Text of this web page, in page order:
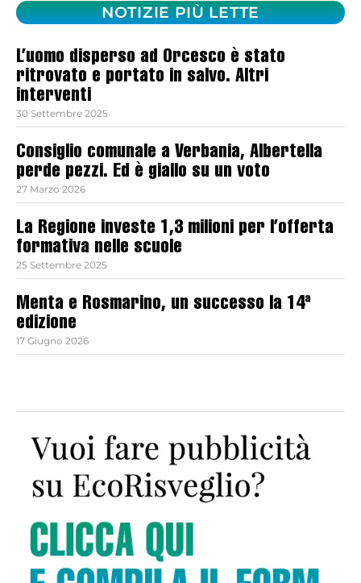
NOTIZIE PIÙ LETTE
L’uomo disperso ad Orcesco è stato
ritrovato e portato in salvo. Altri
interventi
30 Settembre 2025
Consiglio comunale a Verbania, Albertella
perde pezzi. Ed è giallo su un voto
27 Marzo 2026
La Regione investe 1,3 milioni per l’offerta
formativa nelle scuole
25 Settembre 2025
Menta e Rosmarino, un successo la 14ª
edizione
17 Giugno 2026